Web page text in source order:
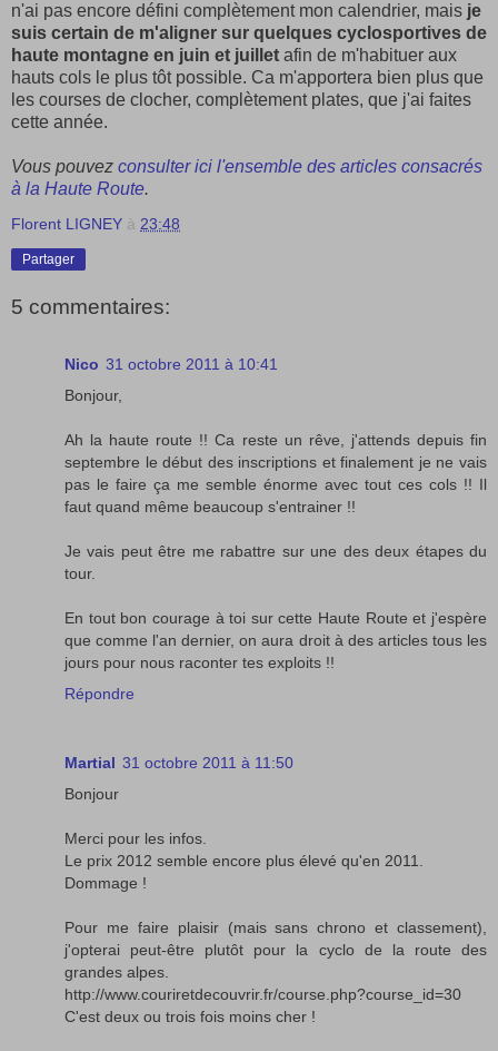
n'ai pas encore défini complètement mon calendrier, mais je
suis certain de m'aligner sur quelques cyclosportives de
haute montagne en juin et juillet afin de m'habituer aux
hauts cols le plus tôt possible. Ca m'apportera bien plus que
les courses de clocher, complètement plates, que j'ai faites
cette année.
Vous pouvez consulter ici l'ensemble des articles consacrés
à la Haute Route.
Florent LIGNEY à 23:48
Partager
5 commentaires:
Nico 31 octobre 2011 à 10:41
Bonjour,
Ah la haute route !! Ca reste un rêve, j'attends depuis fin
septembre le début des inscriptions et finalement je ne vais
pas le faire ça me semble énorme avec tout ces cols !! Il
faut quand même beaucoup s'entrainer !!
Je vais peut être me rabattre sur une des deux étapes du
tour.
En tout bon courage à toi sur cette Haute Route et j'espère
que comme l'an dernier, on aura droit à des articles tous les
jours pour nous raconter tes exploits !!
Répondre
Martial 31 octobre 2011 à 11:50
Bonjour
Merci pour les infos.
Le prix 2012 semble encore plus élevé qu'en 2011.
Dommage !
Pour me faire plaisir (mais sans chrono et classement),
j'opterai peut-être plutôt pour la cyclo de la route des
grandes alpes.
http://www.couriretdecouvrir.fr/course.php?course_id=30
C'est deux ou trois fois moins cher !